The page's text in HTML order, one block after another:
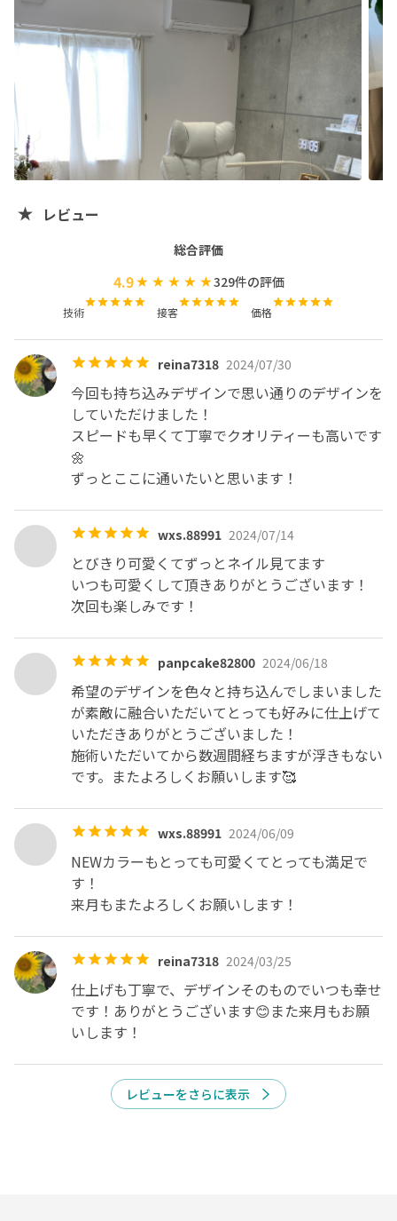
※2024年7月1日より全メニューにて指名料550円込みの
料金設定となっております。🙇‍♀️
ご覧頂きありがとうございます🌿
ネイリスト歴9年目
ニュアンスネイル/個性派ネイル/韓国ネイルが得意です🎨
自宅の一室でのプライベートサロンになります。
※ネイリーで予約された方はオンライン決済となります。
ります。早めに仕上げていただきたい方はあらかじめお伝
えください。
※持込デザイン(イメージデザイン)の画像がある方はあら
かじめお伝えしてくださるとありがたいです^ ^
※自宅サロンのため、子供が騒がしくしてしまう場合があ
ります。ご理解頂ける方のみご予約お願い致します。
持の良い自爪に優しい上質なジェルを厳選し、お爪の状態
や長さに合わせた施術を行います。
❷自爪をいたわる『フィルイン施術』
オフ時の自爪ダメージを軽減するため伸びた部分を整えベ
ムを採用。
❸『爪の育成』
深爪/噛み癖/むしり癖/そり爪/ちび爪/男爪/二枚爪/等お爪
のトラブルもお任せください。
❹根本まできっちりカラーで『美しく』
て美しく仕上げます。
❺凸凹のないツルっとした『フォルム』
歪みのない美しいフォルム作り。
硬くなったサイドの皮膚までしっかりケアしてすべすべ
に。
🌼【オフあり・オフなし】
必ずご予約の際に選択ください。
無償お直し期間 : 施術日から1週間以内
レビュー
総合評価
4.9 329件の評価
技術 接客 価格
reina7318 2024/07/30
今回も持ち込みデザインで思い通りのデザインを
していただけました！
スピードも早くて丁寧でクオリティーも高いです
🌼
ずっとここに通いたいと思います！
wxs.88991 2024/07/14
とびきり可愛くてずっとネイル見てます
いつも可愛くして頂きありがとうございます！
次回も楽しみです！
panpcake82800 2024/06/18
希望のデザインを色々と持ち込んでしまいました
が素敵に融合いただいてとっても好みに仕上げて
いただきありがとうございました！
施術いただいてから数週間経ちますが浮きもない
です。またよろしくお願いします🥰
wxs.88991 2024/06/09
NEWカラーもとっても可愛くてとっても満足で
す！
来月もまたよろしくお願いします！
reina7318 2024/03/25
仕上げも丁寧で、デザインそのものでいつも幸せ
です！ありがとうございます😊また来月もお願
いします！
レビューをさらに表示